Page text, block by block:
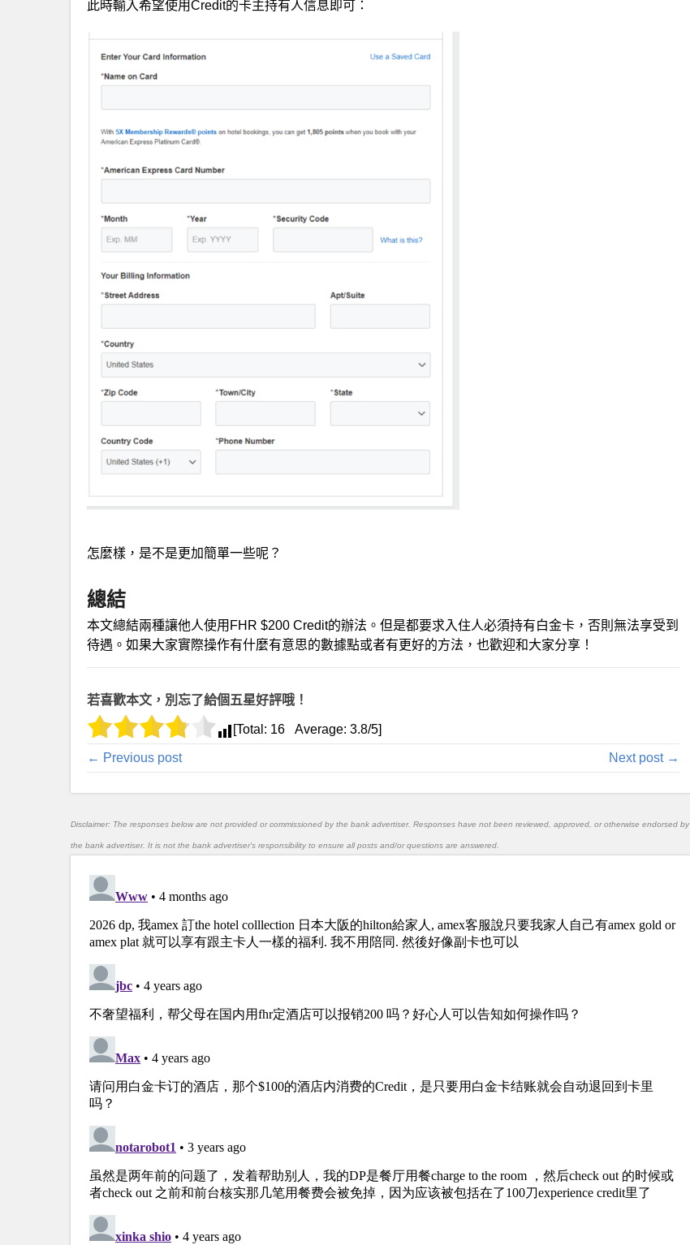
此時輸入希望使用Credit的卡主持有人信息即可：
怎麼樣，是不是更加簡單一些呢？
總結
本文總結兩種讓他人使用FHR $200 Credit的辦法。但是都要求入住人必須持有白金卡，否則無法享受到
待遇。如果大家實際操作有什麼有意思的數據點或者有更好的方法，也歡迎和大家分享！
若喜歡本文，別忘了給個五星好評哦！
[Total: 16 Average: 3.8/5]
← Previous post Next post →
Disclaimer: The responses below are not provided or commissioned by the bank advertiser. Responses have not been reviewed, approved, or otherwise endorsed by
the bank advertiser. It is not the bank advertiser's responsibility to ensure all posts and/or questions are answered.